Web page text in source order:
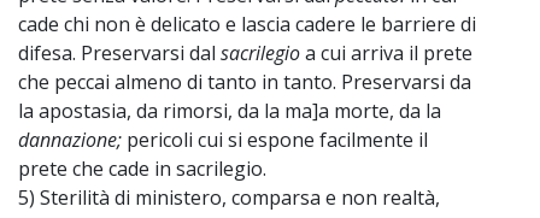
cade chi non è delicato e lascia cadere le barriere di
difesa. Preservarsi dal sacrilegioa cui arriva il prete
che peccai almeno di tanto in tanto. Preservarsi da
la apostasia, da rimorsi, da la ma]a morte, da la
dannazione; pericoli cui si espone facilmente il
prete che cade in sacrilegio.
5) Sterilità di ministero, comparsa e non realtà,